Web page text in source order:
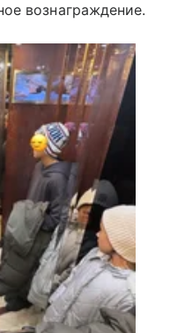
вознаграждение.